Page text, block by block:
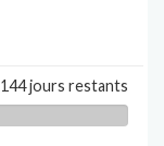
144 jours restants